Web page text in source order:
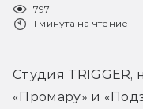
797
1 минута на чтение
Студия TRIGGER,
«Промару» и